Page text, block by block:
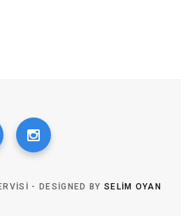
- DESIGNED BY SELIM OYAN